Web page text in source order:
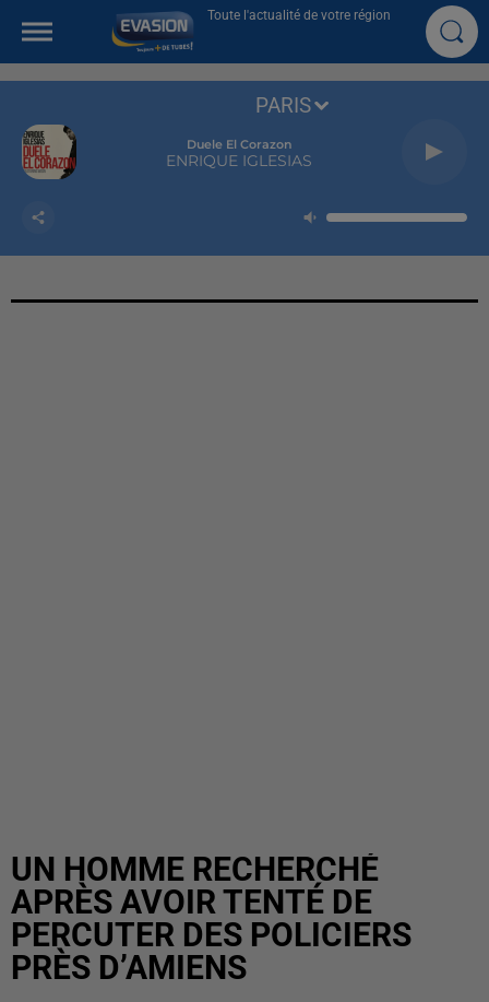
Toute l'actualité de votre région
Duele El Corazon
ENRIQUE IGLESIAS
PARIS
UN HOMME RECHERCHÉ
APRÈS AVOIR TENTÉ DE
PERCUTER DES POLICIERS
PRÈS D’AMIENS